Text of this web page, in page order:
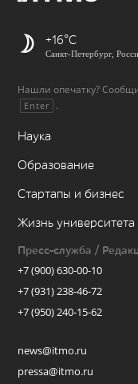
+16
Санкт-Петербург,
Нашли опечатку?
Enter .
Наука
Образование
Стартапы и бизнес
Жизнь университета
Пресс-служба /
+7 (900) 630-00-10
+7 (931) 238-46-72
+7 (950) 240-15-62
news@itmo.ru
pressa@itmo.ru